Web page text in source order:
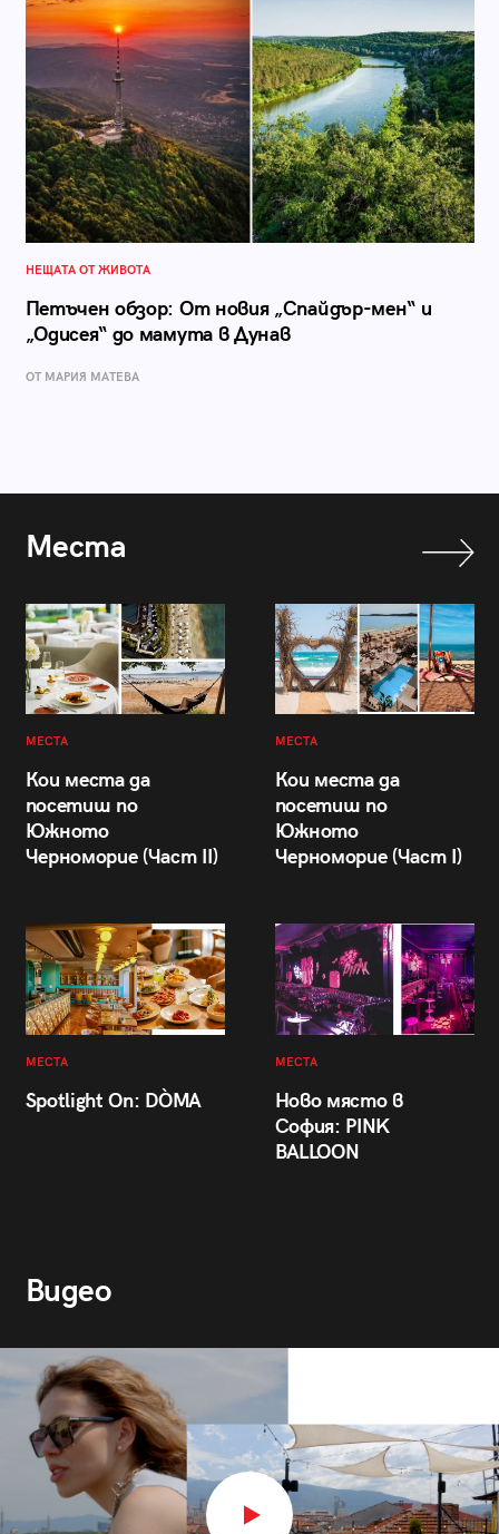
НЕЩАТА ОТ ЖИВОТА
Петъчен обзор: От новия „Спайдър-мен“ и
„Одисея“ до мамута в Дунав
ОТ МАРИЯ МАТЕВА
Места
МЕСТА
Кои места да
посетиш по
Южното
Черноморие (Част II)
МЕСТА
Кои места да
посетиш по
Южното
Черноморие (Част I)
МЕСТА
Spotlight On: DÒMA
МЕСТА
Ново място в
София: PINK
BALLOON
Видео